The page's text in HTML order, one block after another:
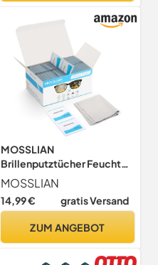
(Packung mit 2)
MOSSLIAN
Brillenputztücher Feucht
Bildschirm
Reinigungstücher für
Brillen, Handy, Laptops,
Hörgeräten, iPads, iWatch
MOSSLIAN
14,99 € gratis Versand
ZUM ANGEBOT